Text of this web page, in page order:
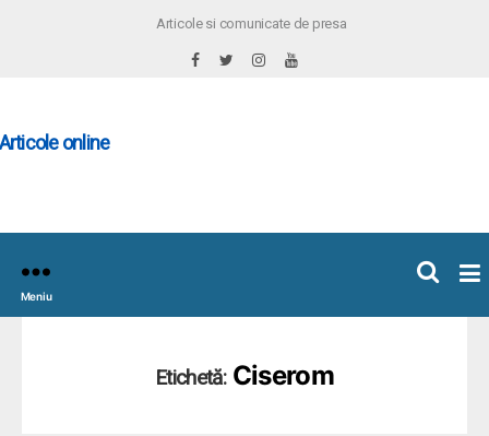
Articole si comunicate de presa
Meniu
Etichetă: Ciserom